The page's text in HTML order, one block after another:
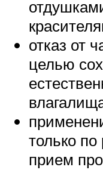
отказ от
целью
только
прием